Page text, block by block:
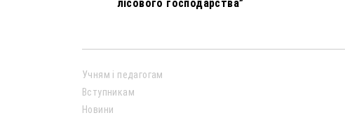
лісового господарства”
Учням і педагогам
Вступникам
Новини